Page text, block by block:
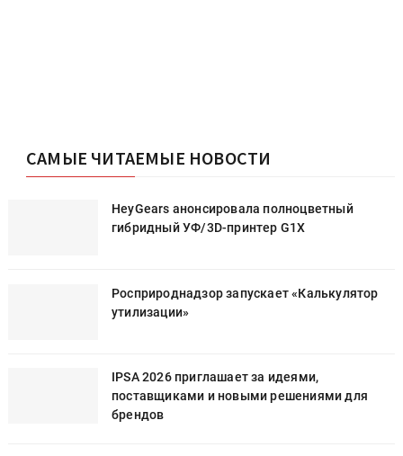
САМЫЕ ЧИТАЕМЫЕ НОВОСТИ
HeyGears анонсировала полноцветный
гибридный УФ/3D-принтер G1X
Росприроднадзор запускает «Калькулятор
утилизации»
IPSA 2026 приглашает за идеями,
поставщиками и новыми решениями для
брендов